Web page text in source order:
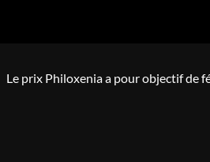
Le prix Philoxenia a pour objectif de